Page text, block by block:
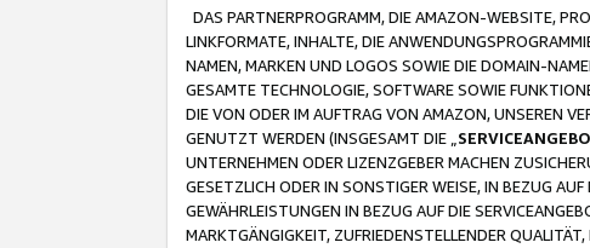
DAS PARTNERPROGRAMM, DIE AMAZON-WEBSITE,
LINKFORMATE, INHALTE, DIE
NAMEN, MARKEN UND LOGOS SOWIE DIE DOMAIN-
GESAMTE TECHNOLOGIE, SOFTWARE SOWIE
DIE VON ODER IM AUFTRAG VON AMAZON, UNSEREN
GENUTZT WERDEN (INSGESAMT DIE „
UNTERNEHMEN ODER LIZENZGEBER MACHEN
GESETZLICH ODER IN SONSTIGER WEISE, IN BEZUG
GEWÄHRLEISTUNGEN IN BEZUG AUF DIE
MARKTGÄNGIGKEIT, ZUFRIEDENSTELLENDER